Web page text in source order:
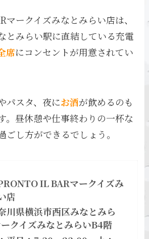
ークイズみなとみらい店は、
とみらい駅に直結している充電
席にコンセントが用意されてい
パスタ、夜にお酒が飲めるのも
。昼休憩や仕事終わりの一杯な
ごし方ができるでしょう。
IL BARマークイズみ
店
川県横浜市西区みなとみら
クイズみなとみらいB4階